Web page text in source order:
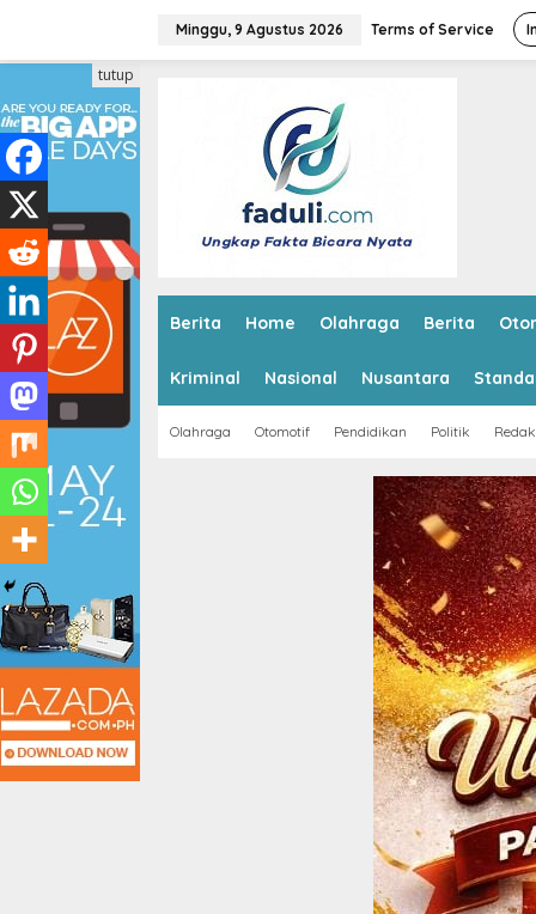
i
k
e
k
n
n
Minggu, 9 Agustus 2026 Terms of Service
Berita Home Olahraga Berita
Kriminal Nasional Nusantara
Olahraga Otomotif Pendidikan Politik
tutup